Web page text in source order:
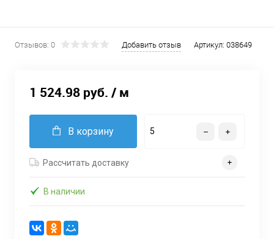
Отзывов: 0 Добавить отзыв Артикул: 038649
1 524.98 руб. / м
В корзину
Рассчитать доставку
В наличии